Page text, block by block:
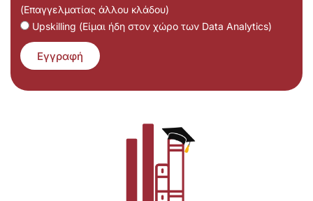
(Επαγγελματίας άλλου κλάδου)
Upskilling (Είμαι ήδη στον χώρο των Data Analytics)
Εγγραφή